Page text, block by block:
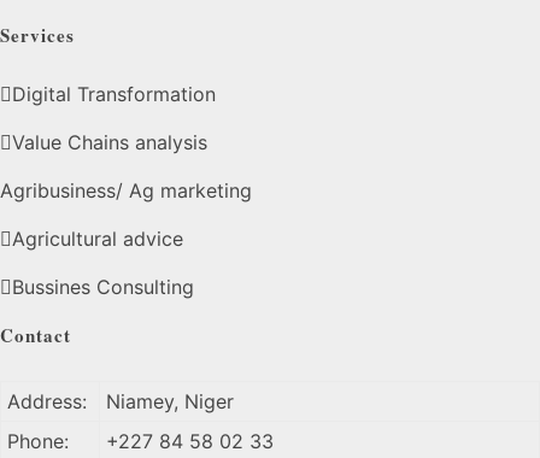
Services
Digital Transformation
Value Chains analysis
Agribusiness/ Ag marketing
Agricultural advice
Bussines Consulting
Contact
Address:
Niamey, Niger
Phone:
+227 84 58 02 33